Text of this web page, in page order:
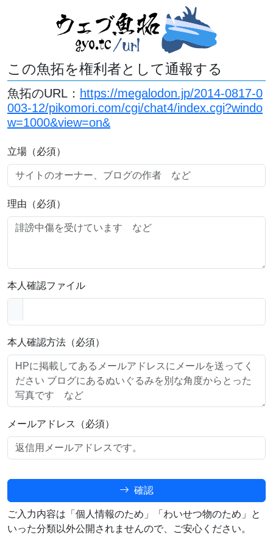
この魚拓を権利者として通報する
魚拓のURL： https://megalodon.jp/2014-0817-0
003-12/pikomori.com/cgi/chat4/index.cgi?windo
w=1000&view=on&
立場（必須）
理由（必須）
本人確認ファイル
本人確認方法（必須）
メールアドレス（必須）
確認
ご入力内容は「個人情報のため」「わいせつ物のため」と
いった分類以外公開されませんので、ご安心ください。